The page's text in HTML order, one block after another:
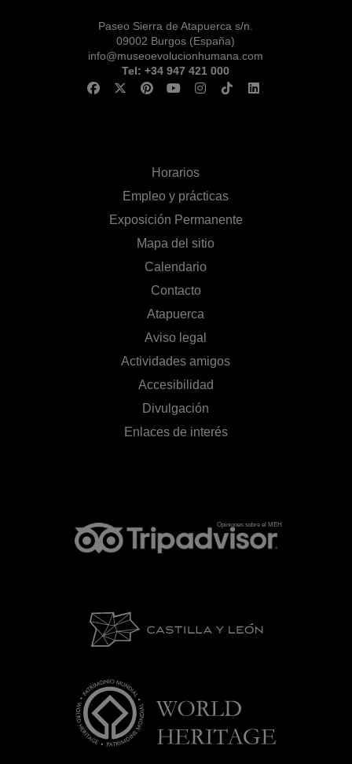
Paseo Sierra de Atapuerca s/n.
09002 Burgos (España)
info@museoevolucionhumana.com
Tel: +34 947 421 000
Horarios
Empleo y prácticas
Exposición Permanente
Mapa del sitio
Calendario
Contacto
Atapuerca
Aviso legal
Actividades amigos
Accesibilidad
Divulgación
Enlaces de interés
Opiniones sobre el MEH